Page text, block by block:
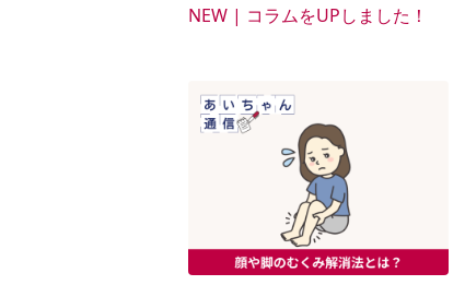
NEW | コラムをUPしました！